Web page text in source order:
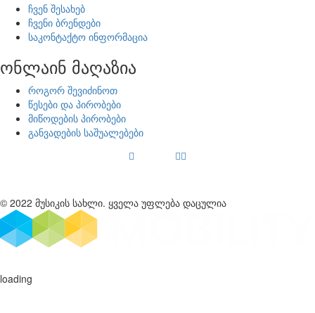
ჩვენ შესახებ
ჩვენი ბრენდები
საკონტაქტო ინფორმაცია
ონლაინ მაღაზია
როგორ შევიძინოთ
წესები და პირობები
მიწოდების პირობები
განვადების საშუალებები
© 2022 მუსიკის სახლი. ყველა უფლება დაცულია
loading